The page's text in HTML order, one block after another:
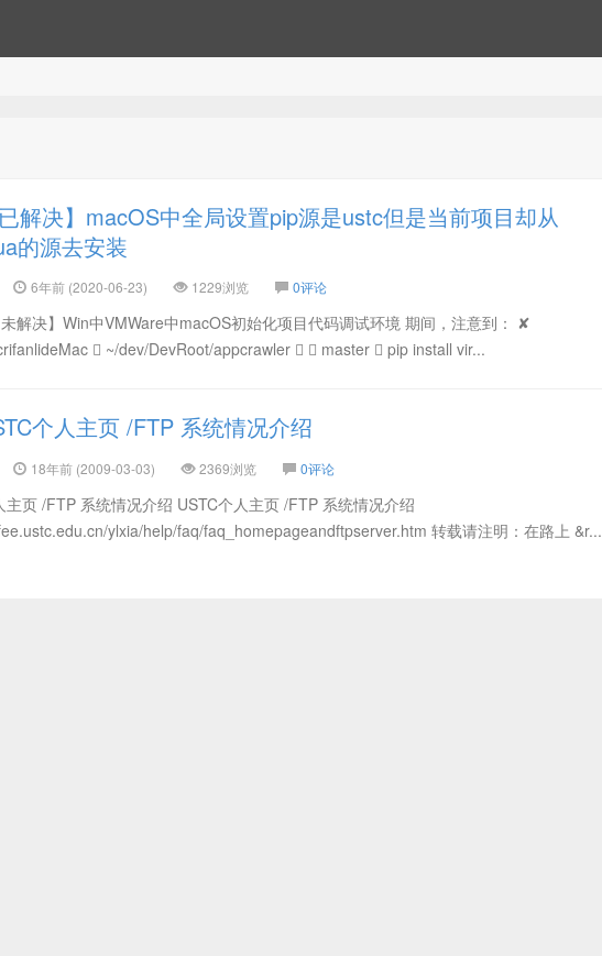
已解决】macOS中全局设置pip源是ustc但是当前项目却从
的源去安装
6年前 (2020-06-23) 1229浏览 0评论
解决】Win中VMWare中macOS初始化项目代码调试环境 期间，注意到： ✘
 ~/dev/DevRoot/appcrawler   master  pip install vir...
个人主页 /FTP 系统情况介绍
18年前 (2009-03-03) 2369浏览 0评论
主页 /FTP 系统情况介绍 USTC个人主页 /FTP 系统情况介绍
ylxia/help/faq/faq_homepageandftpserver.htm 转载请注明：在路上 &r...